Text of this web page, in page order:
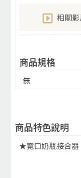
相關影
商品規格
無
商品特色說明
★寬口奶瓶接合器